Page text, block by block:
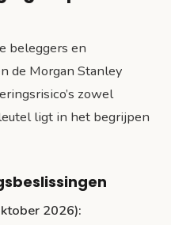
beleggers en
de Morgan Stanley
zowel
ligt in het begrijpen
2026):